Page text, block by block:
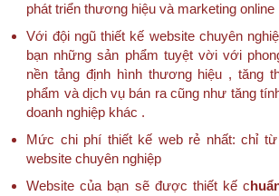
phát triển thương hiệu và marketing online
Với đội ngũ thiết kế website chuyên
bạn những sản phẩm tuyệt vời với
nền tảng định hình thương hiệu , tăng
phẩm và dịch vụ bán ra cũng như tăng
doanh nghiệp khác .
Mức chi phí thiết kế web rẻ nhất: chỉ từ
website chuyên nghiệp
Website của bạn sẽ được thiết kế c